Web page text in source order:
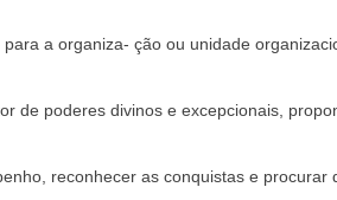
a organiza- ção ou unidade
de poderes divinos e excepcionais,
reconhecer as conquistas e procurar